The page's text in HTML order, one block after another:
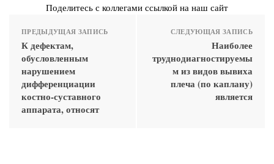
Поделитесь с коллегами ссылкой на наш сайт
ПРЕДЫДУЩАЯ ЗАПИСЬ
К дефектам,
обусловленным
нарушением
дифференциации
костно-суставного
аппарата, относят
СЛЕДУЮЩАЯ ЗАПИСЬ
Наиболее
труднодиагностируемы
м из видов вывиха
плеча (по каплану)
является